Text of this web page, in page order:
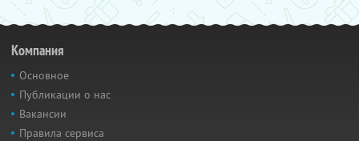
Компания
Основное
Публикации о нас
Вакансии
Правила сервиса